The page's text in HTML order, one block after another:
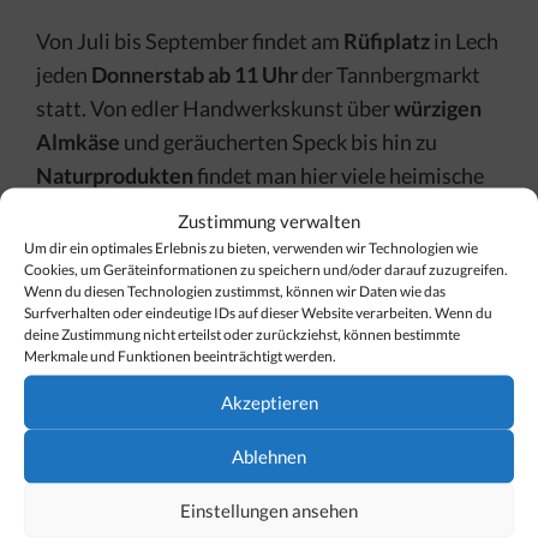
Zustimmung verwalten
Um dir ein optimales Erlebnis zu bieten, verwenden wir Technologien wie
Cookies, um Geräteinformationen zu speichern und/oder darauf zuzugreifen.
Wenn du diesen Technologien zustimmst, können wir Daten wie das
Surfverhalten oder eindeutige IDs auf dieser Website verarbeiten. Wenn du
deine Zustimmung nicht erteilst oder zurückziehst, können bestimmte
Merkmale und Funktionen beeinträchtigt werden.
Akzeptieren
Ablehnen
Einstellungen ansehen
Von Juli bis September findet am Rüfiplatzin Lech
jeden Donnerstab ab 11 Uhrder Tannbergmarkt
statt. Von edler Handwerkskunst überwürzigen
Almkäse und geräucherten Speck bis hin zu
Naturproduktenfindet man hier viele heimische
Spezialitäten. Bei einer so großen Auswahl fällt es
schwer, mit leeren Händen zu gehen.
[…]
Kategorien
Gault Millau 2013 – Restaurants in